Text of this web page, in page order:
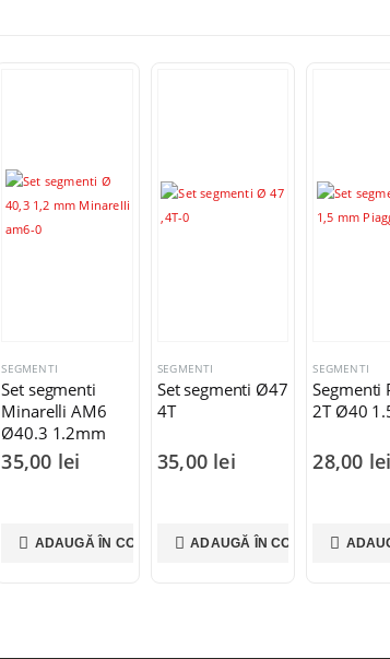
SEGMENTI
Set segmenti
Minarelli AM6
Ø40.3 1.2mm
35,00 lei
ADAUGĂ ÎN COȘ
SEGMENTI
Set segmenti Ø47
4T
35,00 lei
ADAUGĂ ÎN COȘ
SEGMENTI
Segmenti
2T Ø40
28,00 lei